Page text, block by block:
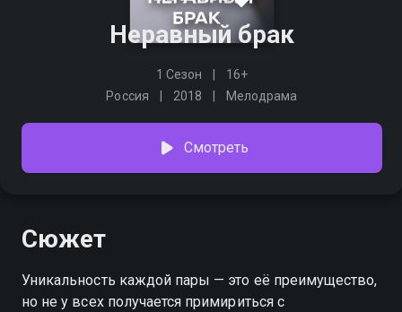
Неравный брак
1 Сезон
16+
Россия
2018 Мелодрама
Смотреть
Сюжет
Уникальность каждой пары — это её преимущество,
но не у всех получается примириться с